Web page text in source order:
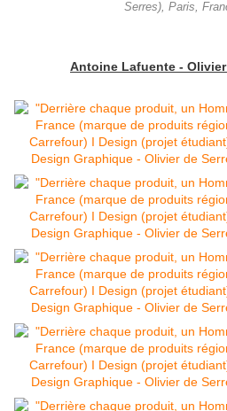
Serres), Paris,
Antoine Lafuente - Olivier